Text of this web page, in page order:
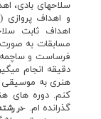
و اهداف
دقيقه انجام
هنري به موسيقي
كنم. دوره هاي
گذرانده ام. -در